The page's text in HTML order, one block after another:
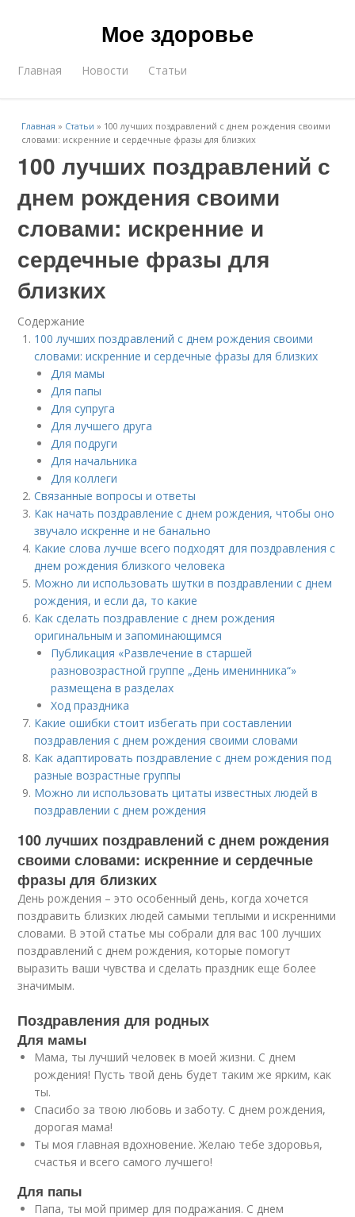
Мое здоровье
Главная Новости Статьи
Главная » Статьи » 100 лучших поздравлений с днем рождения своими
словами: искренние и сердечные фразы для близких
100 лучших поздравлений с
днем рождения своими
словами: искренние и
сердечные фразы для
близких
Содержание
100 лучших поздравлений с днем рождения своими
словами: искренние и сердечные фразы для близких
Для мамы
Для папы
Для супруга
Для лучшего друга
Для подруги
Для начальника
Для коллеги
Связанные вопросы и ответы
Как начать поздравление с днем рождения, чтобы оно
звучало искренне и не банально
Какие слова лучше всего подходят для поздравления с
днем рождения близкого человека
Можно ли использовать шутки в поздравлении с днем
рождения, и если да, то какие
Как сделать поздравление с днем рождения
оригинальным и запоминающимся
Публикация «Развлечение в старшей
разновозрастной группе „День именинника“»
размещена в разделах
Ход праздника
Какие ошибки стоит избегать при составлении
поздравления с днем рождения своими словами
Как адаптировать поздравление с днем рождения под
разные возрастные группы
Можно ли использовать цитаты известных людей в
поздравлении с днем рождения
100 лучших поздравлений с днем рождения
своими словами: искренние и сердечные
фразы для близких
День рождения – это особенный день, когда хочется
поздравить близких людей самыми теплыми и искренними
словами. В этой статье мы собрали для вас 100 лучших
поздравлений с днем рождения, которые помогут
выразить ваши чувства и сделать праздник еще более
значимым.
Поздравления для родных
Для мамы
Мама, ты лучший человек в моей жизни. С днем
рождения! Пусть твой день будет таким же ярким, как
ты.
Спасибо за твою любовь и заботу. С днем рождения,
дорогая мама!
Ты моя главная вдохновение. Желаю тебе здоровья,
счастья и всего самого лучшего!
Для папы
Папа, ты мой пример для подражания. С днем